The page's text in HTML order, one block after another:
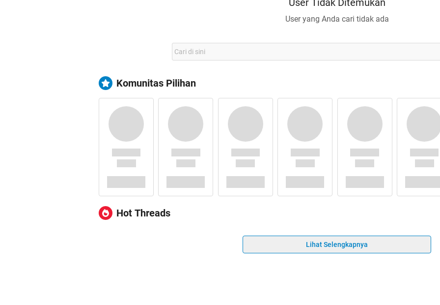
User Tidak Ditemukan
User yang Anda cari tidak ada
Komunitas Pilihan
Hot Threads
Lihat Selengkapnya